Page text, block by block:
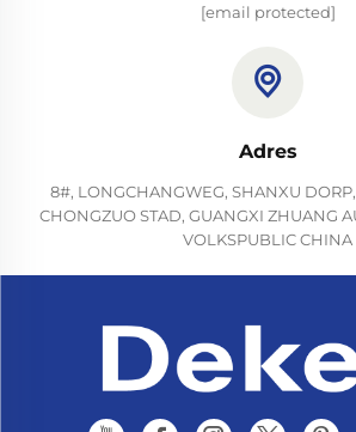
[email protected]
Adres
8#, LONGCHANGWEG, SHANXU DORP,
CHONGZUO STAD, GUANGXI ZHUANG
VOLKSPUBLIC CHINA